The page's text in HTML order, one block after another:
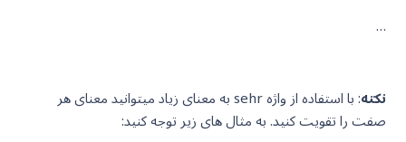
…
نکته : با استفاده از واژه sehr به معنای زیاد میتوانید معنای هر
صفت را تقویت کنید. به مثال های زیر توجه کنید: